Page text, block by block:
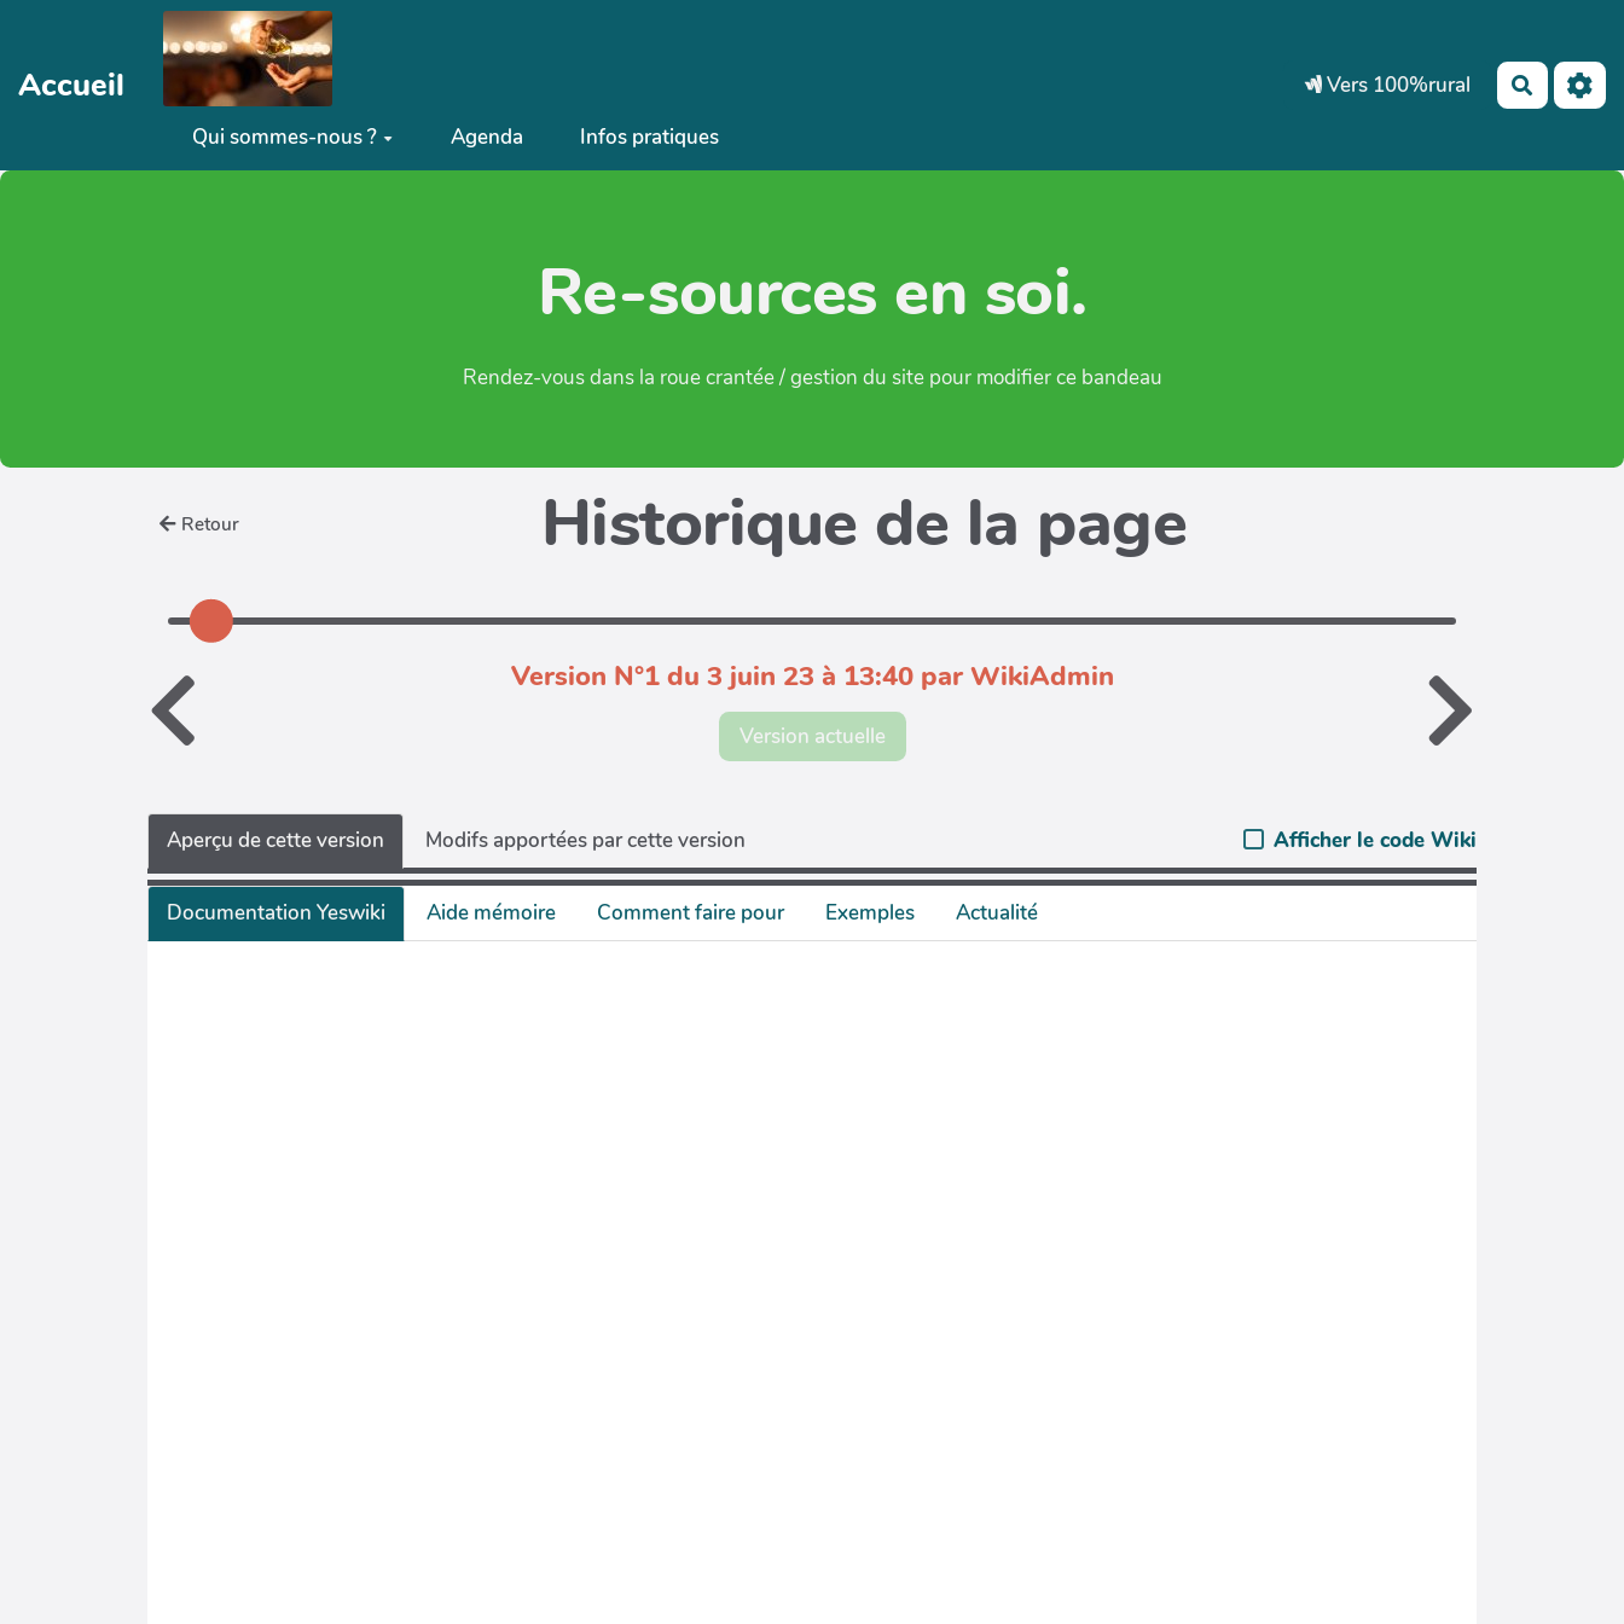
Aller au contenu principal
Accueil
Qui sommes-nous ? Agenda Infos pratiques
Vers 100%rural
Re-sources en soi.
Rendez-vous dans la roue crantée / gestion du site pour modifier ce bandeau
Retour Historique de la page
Version N°1 du 3 juin 23 à 13:40 par WikiAdmin
Version actuelle
Aperçu de cette version Modifs apportées par cette version Afficher le code Wiki